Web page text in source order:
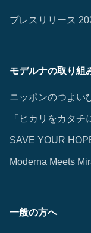
プレスリリース
モデルナの取り組
ニッポンのつよい
「ヒカリをカタチ
SAVE YOUR
Moderna Meets
一般の方へ